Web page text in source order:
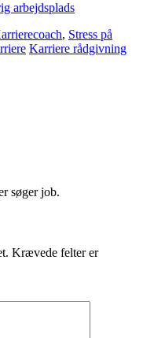
arbejdsplads
, Stress på
Karriere rådgivning
søger job.
Krævede felter er